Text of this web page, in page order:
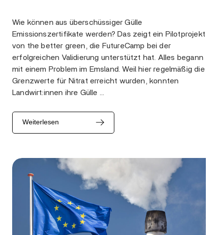
Wie können aus überschüssiger Gülle
Emissionszertifikate werden? Das zeigt ein Pilotprojekt
von the better green, die FutureCamp bei der
erfolgreichen Validierung unterstützt hat. Alles begann
mit einem Problem im Emsland. Weil hier regelmäßig die
Grenzwerte für Nitrat erreicht wurden, konnten
Landwirt:innen ihre Gülle …
Weiterlesen